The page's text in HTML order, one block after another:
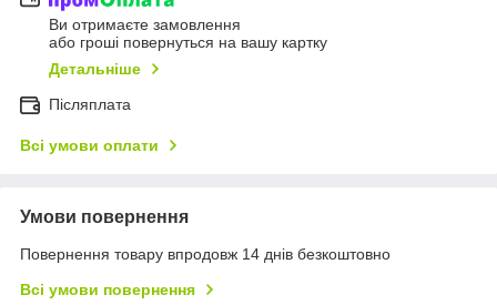
Ви отримаєте замовлення
або гроші повернуться на вашу картку
Детальніше
Післяплата
Всі умови оплати
Умови повернення
Повернення товару впродовж 14 днів безкоштовно
Всі умови повернення